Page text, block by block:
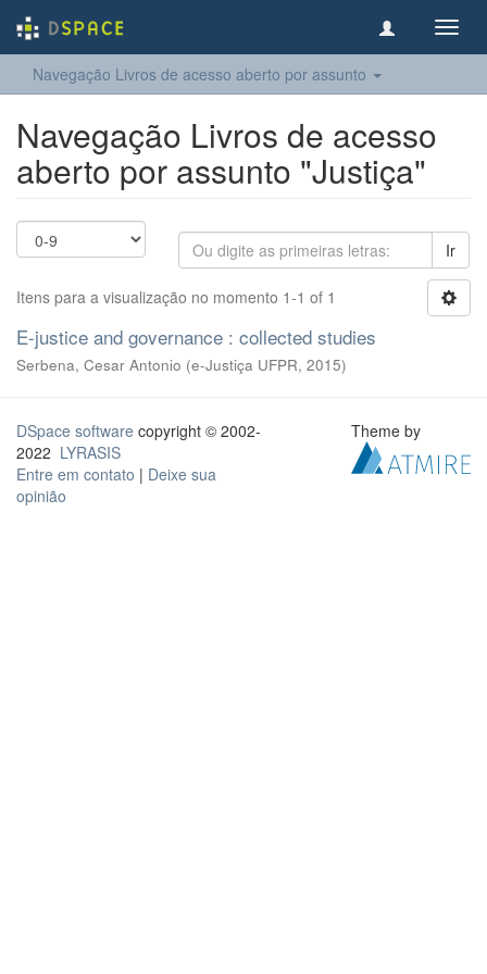
Navegação Livros de acesso aberto por assunto
Navegação Livros de acesso
aberto por assunto "Justiça"
Ir
Itens para a visualização no momento 1-1 of 1
E-justice and governance : collected studies
Serbena, Cesar Antonio (e-Justiça UFPR, 2015)
DSpace software copyright © 2002-
2022 LYRASIS
Entre em contato | Deixe sua
opinião
Theme by